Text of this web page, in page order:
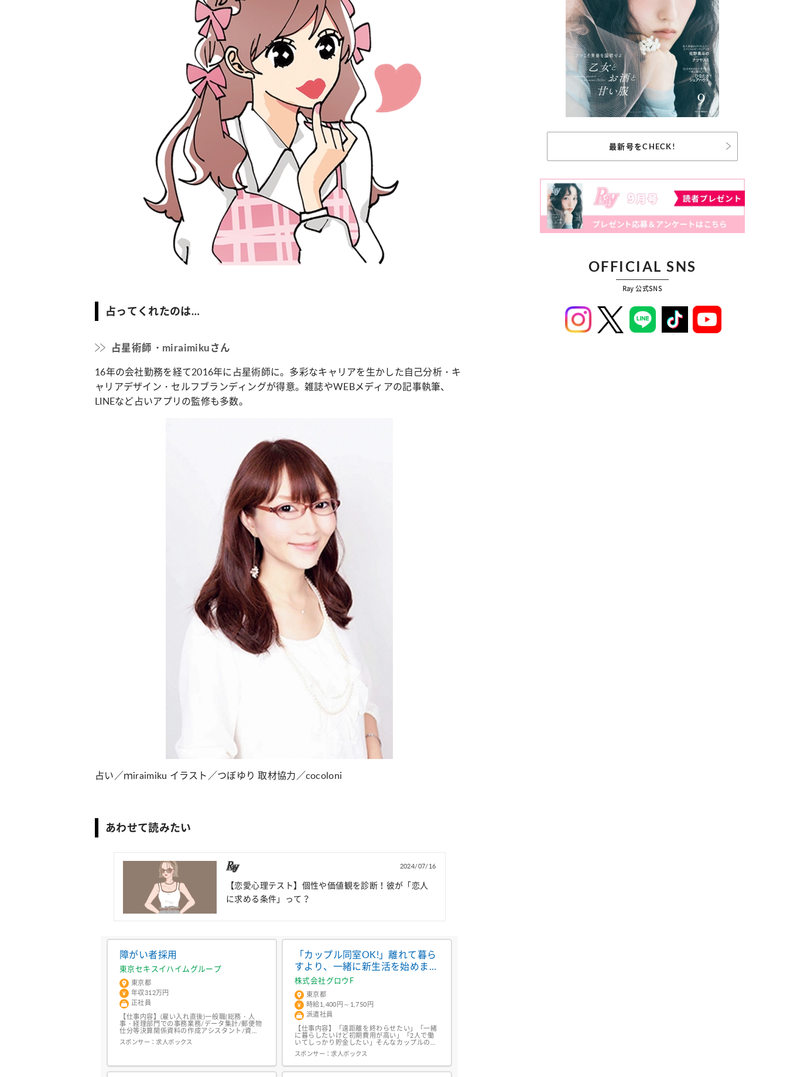
占ってくれたのは…
占星術師・miraimikuさん
16年の会社勤務を経て2016年に占星術師に。多彩なキャリアを生かした自己分析・キ
ャリアデザイン・セルフブランディングが得意。雑誌やWEBメディアの記事執筆、
LINEなど占いアプリの監修も多数。
占い／ｍiraimiku イラスト／つぼゆり 取材協力／cocoloni
あわせて読みたい
2024/07/16
【恋愛心理テスト】個性や価値観を診断！彼が「恋人
に求める条件」って？
障がい者採用
東京セキスイハイムグループ
東京都
年収312万円
正社員
【仕事内容】(雇い入れ直後)一般職(総務・人
事・経理部門での事務業務/データ集計/郵便物
仕分等決算関係資料の作成アシスタント/資
金・経費管理 等) 在宅勤務制度:有(配属部署に
より在宅での業務が難しい場合もございます)
oogsoq5uccc5-13-658-2-1 【勤務地】東京都
新宿区西新宿3-7-1 新宿パ...
スポンサー：求人ボックス
「カップル同室OK!」離れて暮ら
すより、一緒に新生活を始めませ
んか?/QM・CAP139
株式会社グロウF
東京都
時給1,400円～1,750円
派遣社員
【仕事内容】「遠距離を終わらせたい」「一緒
に暮らしたいけど初期費用が高い」「2人で働
いてしっかり貯金したい」そんなカップルの新
生活を応援するお仕事です。家具・家電付きの
寮をご用意しているため、引っ越し費用を抑え
ルでの応募はもちろん、どちらか一方のみの勤
スポンサー：求人ボックス
最新号をCHECK!
OFFICIAL SNS
Ray 公式SNS